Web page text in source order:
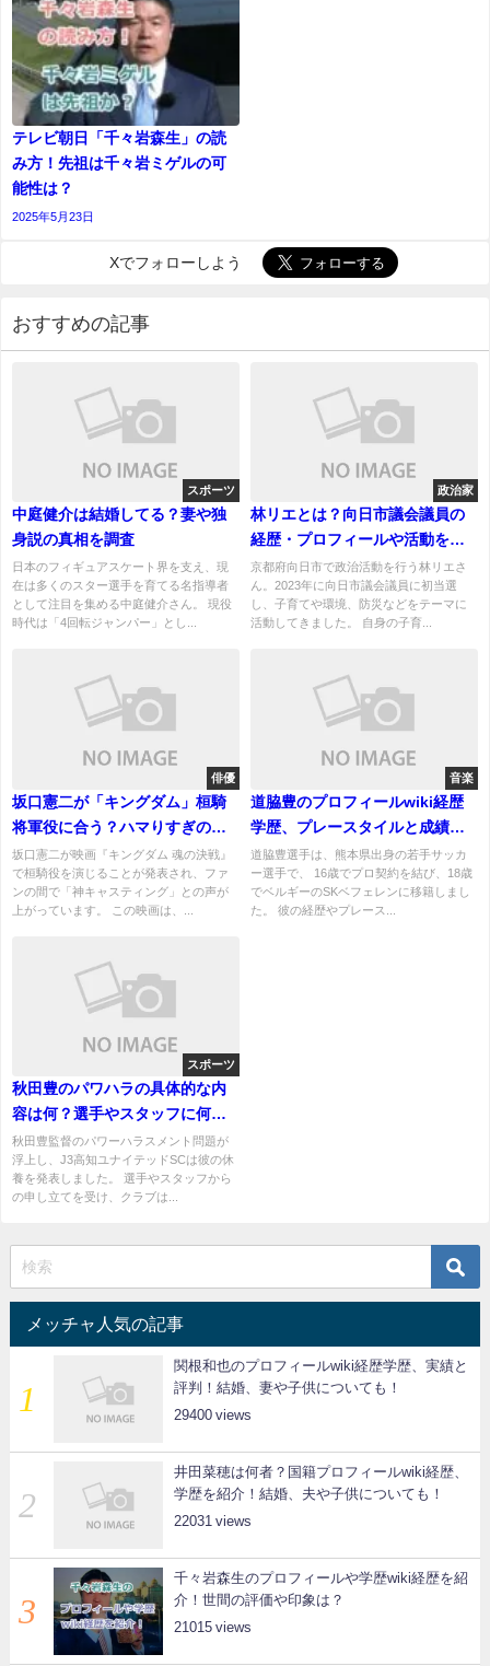
テレビ朝日「千々岩森生」の読
み方！先祖は千々岩ミゲルの可
能性は？
2025年5月23日
Xでフォローしよう
おすすめの記事
スポーツ
中庭健介は結婚してる？妻や独
身説の真相を調査
日本のフィギュアスケート界を支え、現
在は多くのスター選手を育てる名指導者
として注目を集める中庭健介さん。 現役
時代は「4回転ジャンパー」とし...
政治家
林リエとは？向日市議会議員の
経歴・プロフィールや活動を紹
介
京都府向日市で政治活動を行う林リエさ
ん。2023年に向日市議会議員に初当選
し、子育てや環境、防災などをテーマに
活動してきました。 自身の子育...
俳優
坂口憲二が「キングダム」桓騎
将軍役に合う？ハマりすぎの声
の真相
坂口憲二が映画『キングダム 魂の決戦』
で桓騎役を演じることが発表され、ファ
ンの間で「神キャスティング」との声が
上がっています。 この映画は、...
音楽
道脇豊のプロフィールwiki経歴
学歴、プレースタイルと成績を
紹介！両親や兄弟について！
道脇豊選手は、熊本県出身の若手サッカ
ー選手で、 16歳でプロ契約を結び、18歳
でベルギーのSKベフェレンに移籍しまし
た。 彼の経歴やプレース...
スポーツ
秋田豊のパワハラの具体的な内
容は何？選手やスタッフに何を
した？厳しい指導の難しさが露
呈！
秋田豊監督のパワーハラスメント問題が
浮上し、J3高知ユナイテッドSCは彼の休
養を発表しました。 選手やスタッフから
の申し立てを受け、クラブは...
メッチャ人気の記事
関根和也のプロフィールwiki経歴学歴、実績と
評判！結婚、妻や子供についても！
29400
井田菜穂は何者？国籍プロフィールwiki経歴、
学歴を紹介！結婚、夫や子供についても！
22031
千々岩森生のプロフィールや学歴wiki経歴を紹
介！世間の評価や印象は？
21015